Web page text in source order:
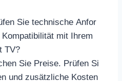
Sie technische Anfor
mit Ihrem
TV?
Sie Preise. Prüfen Si
und zusätzliche Kosten